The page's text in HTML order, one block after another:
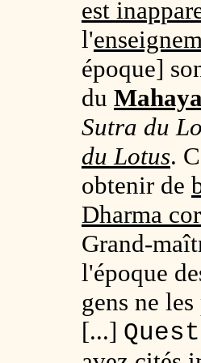
est
l'
époque]
du
Sutra du
du Lotus.
obtenir de
Dharma
Grand-
l'époque
gens ne
[...]